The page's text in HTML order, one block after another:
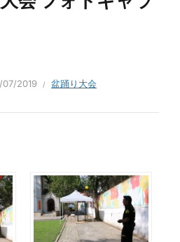
07/2019 盆踊り大会